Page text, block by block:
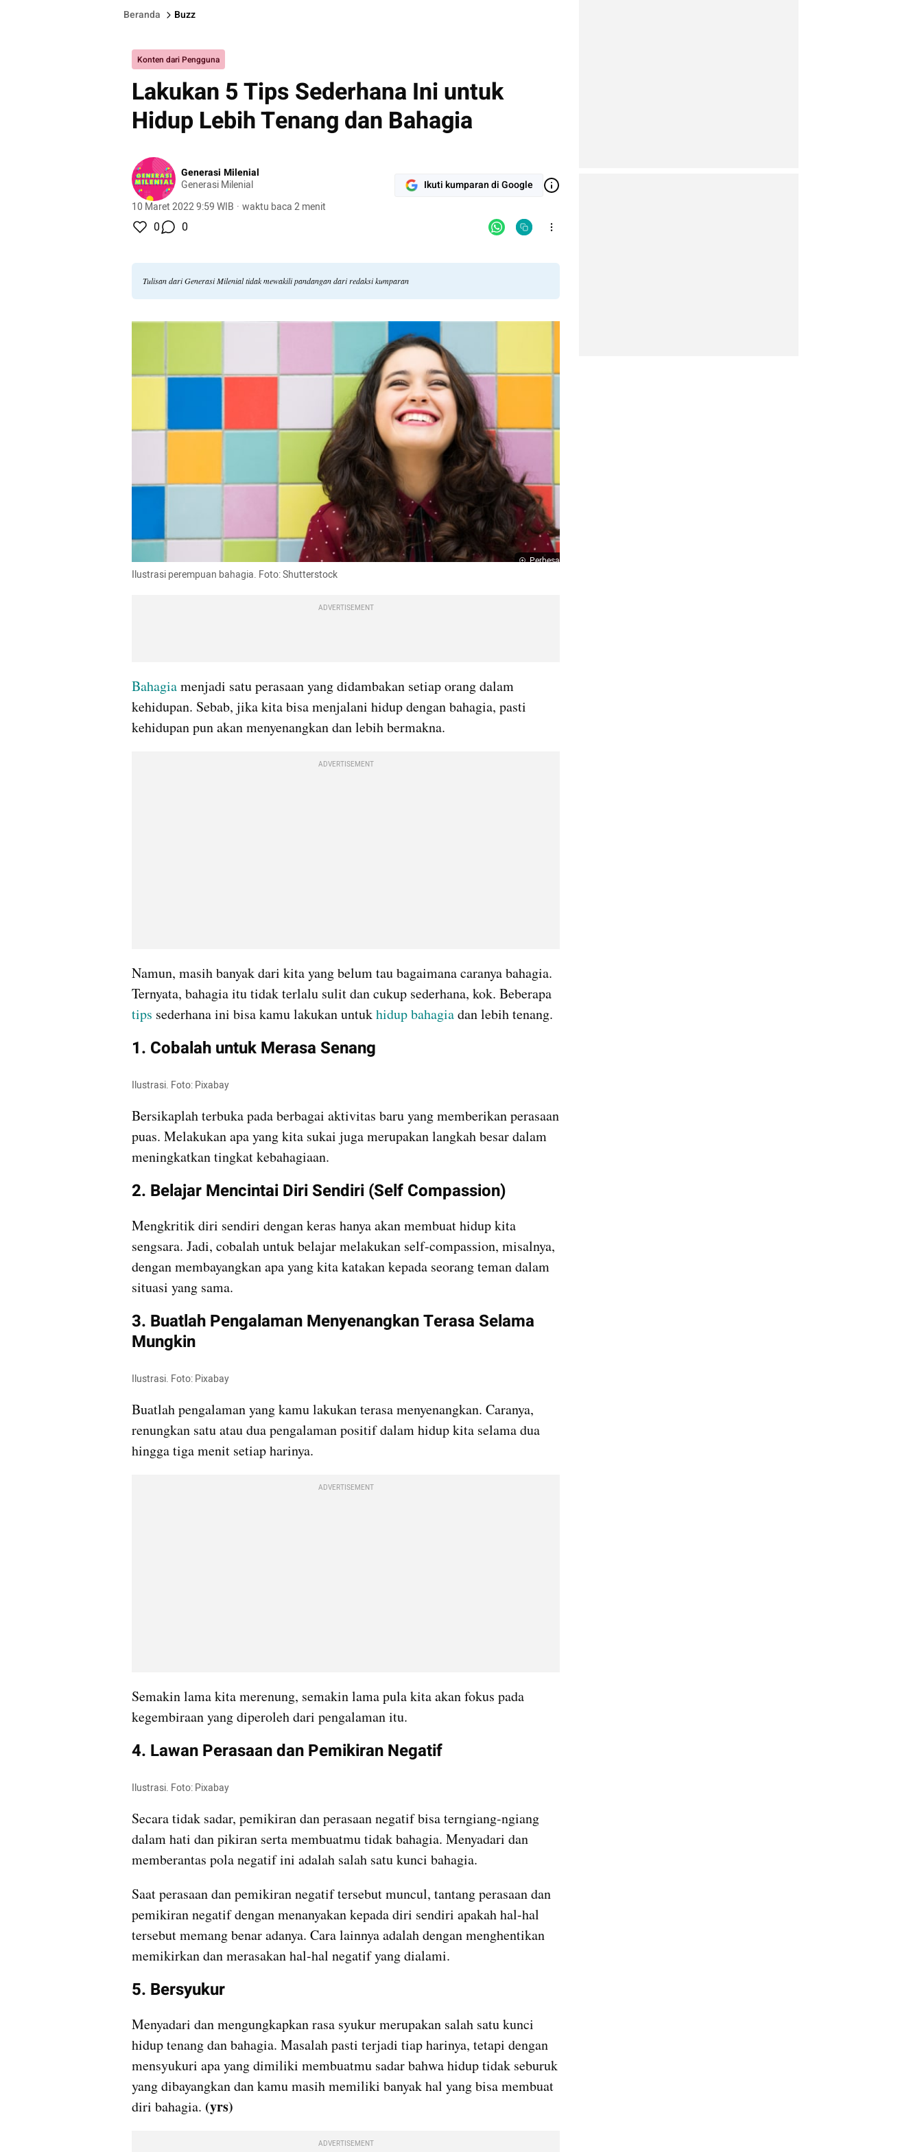
Beranda Buzz
Konten dari Pengguna
Lakukan 5 Tips Sederhana Ini untuk
Hidup Lebih Tenang dan Bahagia
Generasi Milenial
Generasi Milenial
10 Maret 2022 9:59 WIB · waktu baca 2 menit
Ikuti kumparan di Google
0 0
Tulisan dari Generasi Milenial tidak mewakili pandangan dari redaksi kumparan
Perbesar
Ilustrasi perempuan bahagia. Foto: Shutterstock
ADVERTISEMENT
Bahagia menjadi satu perasaan yang didambakan setiap orang dalam
kehidupan. Sebab, jika kita bisa menjalani hidup dengan bahagia, pasti
kehidupan pun akan menyenangkan dan lebih bermakna.
ADVERTISEMENT
Namun, masih banyak dari kita yang belum tau bagaimana caranya bahagia.
tips sederhana ini bisa kamu lakukan untuk hidup bahagia dan lebih tenang.
1. Cobalah untuk Merasa Senang
Ilustrasi. Foto: Pixabay
Bersikaplah terbuka pada berbagai aktivitas baru yang memberikan perasaan
puas. Melakukan apa yang kita sukai juga merupakan langkah besar dalam
meningkatkan tingkat kebahagiaan.
2. Belajar Mencintai Diri Sendiri (Self Compassion)
Mengkritik diri sendiri dengan keras hanya akan membuat hidup kita
sengsara. Jadi, cobalah untuk belajar melakukan self-compassion, misalnya,
dengan membayangkan apa yang kita katakan kepada seorang teman dalam
situasi yang sama.
3. Buatlah Pengalaman Menyenangkan Terasa Selama
Mungkin
Ilustrasi. Foto: Pixabay
Buatlah pengalaman yang kamu lakukan terasa menyenangkan. Caranya,
renungkan satu atau dua pengalaman positif dalam hidup kita selama dua
hingga tiga menit setiap harinya.
ADVERTISEMENT
Semakin lama kita merenung, semakin lama pula kita akan fokus pada
kegembiraan yang diperoleh dari pengalaman itu.
4. Lawan Perasaan dan Pemikiran Negatif
Ilustrasi. Foto: Pixabay
Secara tidak sadar, pemikiran dan perasaan negatif bisa terngiang-ngiang
dalam hati dan pikiran serta membuatmu tidak bahagia. Menyadari dan
memberantas pola negatif ini adalah salah satu kunci bahagia.
Saat perasaan dan pemikiran negatif tersebut muncul, tantang perasaan dan
pemikiran negatif dengan menanyakan kepada diri sendiri apakah hal-hal
tersebut memang benar adanya. Cara lainnya adalah dengan menghentikan
memikirkan dan merasakan hal-hal negatif yang dialami.
5. Bersyukur
Menyadari dan mengungkapkan rasa syukur merupakan salah satu kunci
hidup tenang dan bahagia. Masalah pasti terjadi tiap harinya, tetapi dengan
mensyukuri apa yang dimiliki membuatmu sadar bahwa hidup tidak seburuk
yang dibayangkan dan kamu masih memiliki banyak hal yang bisa membuat
diri bahagia. (yrs)
ADVERTISEMENT